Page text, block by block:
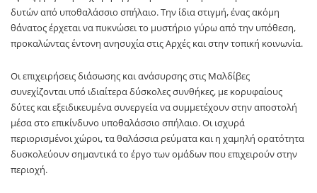
δυτών από υποθαλάσσιο σπήλαιο. Την ίδια στιγμή, ένας ακόμη
θάνατος έρχεται να πυκνώσει το μυστήριο γύρω από την υπόθεση,
προκαλώντας έντονη ανησυχία στις Αρχές και στην τοπική κοινωνία.
Οι επιχειρήσεις διάσωσης και ανάσυρσης στις Μαλδίβες
συνεχίζονται υπό ιδιαίτερα δύσκολες συνθήκες, με κορυφαίους
δύτες και εξειδικευμένα συνεργεία να συμμετέχουν στην αποστολή
μέσα στο επικίνδυνο υποθαλάσσιο σπήλαιο. Οι ισχυρά
περιορισμένοι χώροι, τα θαλάσσια ρεύματα και η χαμηλή ορατότητα
δυσκολεύουν σημαντικά το έργο των ομάδων που επιχειρούν στην
περιοχή.